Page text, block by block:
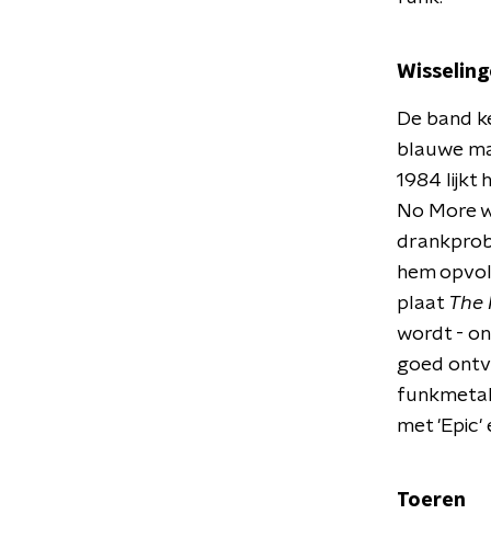
De band
blauwe
1984 lijkt
No More
hem
plaat The
wordt -
goed
met 'Epic'
Toeren